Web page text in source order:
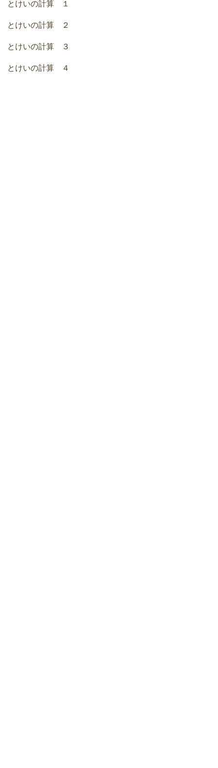
とけいの計算 １
とけいの計算 ２
とけいの計算 ３
とけいの計算 ４